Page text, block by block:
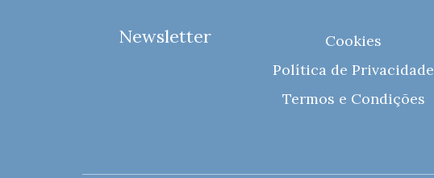
Newsletter
Cookies
Política de Privacidade
Termos e Condições